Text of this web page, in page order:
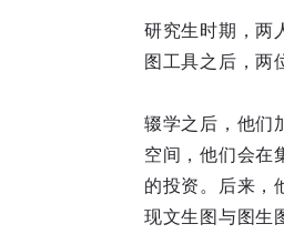
研究生时期，两
图工具之后，两
辍学之后，他们
空间，他们会在
的投资。后来，
现文生图与图生